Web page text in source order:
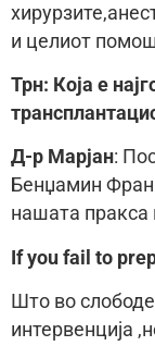
и целиот
Трн: Која е
Д-р Марјан:
Бенџамин
нашата пракса
If you fail to
Што во
интервенција